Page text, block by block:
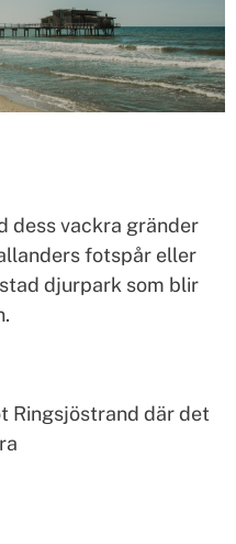
dess vackra gränder
fotspår eller
djurpark som blir
Ringsjöstrand där det